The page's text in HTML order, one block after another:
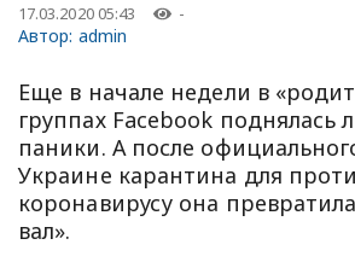
17.03.2020 05:43 -
Автор: admin
Еще в начале недели в
группах Facebook поднялась
паники. А после
Украине карантина для
коронавирусу она
вал».